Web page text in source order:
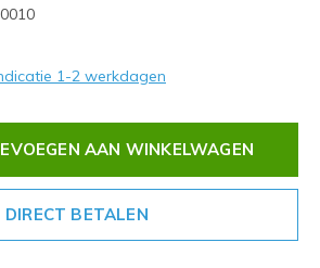
1-2 werkdagen
AAN WINKELWAGEN
DIRECT BETALEN